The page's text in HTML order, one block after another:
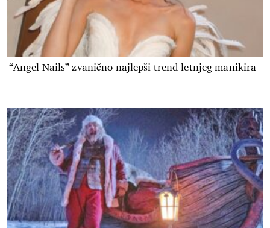
“Angel Nails” zvanično najlepši trend letnjeg manikira